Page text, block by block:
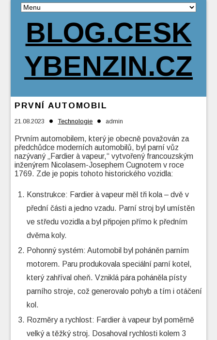
BLOG.CESK
YBENZIN.CZ
PRVNÍ AUTOMOBIL
21.08.2023 • Technologie • admin
Prvním automobilem, který je obecně považován za
předchůdce moderních automobilů, byl parní vůz
nazývaný „Fardier à vapeur,“ vytvořený francouzským
inženýrem Nicolasem-Josephem Cugnotem v roce
1769. Zde je popis tohoto historického vozidla:
Konstrukce: Fardier à vapeur měl tři kola – dvě v
přední části a jedno vzadu. Parní stroj byl umístěn
ve středu vozidla a byl připojen přímo k předním
dvěma koly.
Pohonný systém: Automobil byl poháněn parním
motorem. Paru produkovala speciální parní kotel,
který zahříval oheň. Vzniklá pára poháněla písty
parního stroje, což generovalo pohyb a tím i otáčení
kol.
Rozměry a rychlost: Fardier à vapeur byl poměrně
velký a těžký stroj. Dosahoval rychlosti kolem 3